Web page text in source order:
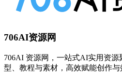
706AI资源网
706AI 资源网，一站式AI实用资
型、教程与素材，高效赋能创作与